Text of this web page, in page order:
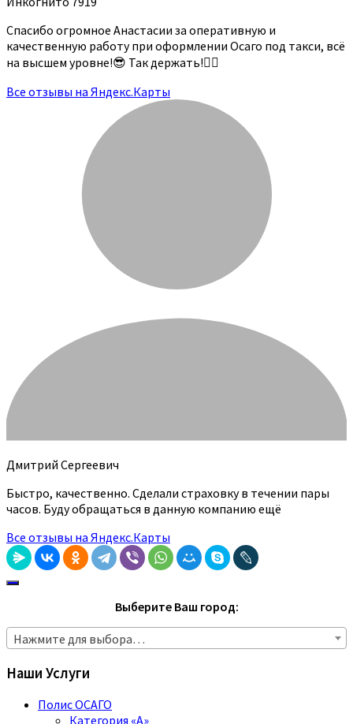
Спасибо огромное Анастасии за оперативную и
качественную работу при оформлении Осаго под такси, всё
на высшем уровне!😎 Так держать!👍🏻
Все отзывы на Яндекс.Карты
Дмитрий Сергеевич
Быстро, качественно. Сделали страховку в течении пары
часов. Буду обращаться в данную компанию ещё
Все отзывы на Яндекс.Карты
Выберите Ваш город:
Нажмите для выбора…
Наши Услуги
Полис ОСАГО
Категория «A»